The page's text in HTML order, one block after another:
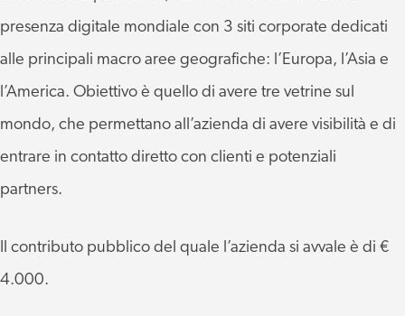
presenza digitale mondiale con 3 siti corporate dedicati
alle principali macro aree geografiche: l’Europa, l’Asia e
l’America. Obiettivo è quello di avere tre vetrine sul
mondo, che permettano all’azienda di avere visibilità e di
entrare in contatto diretto con clienti e potenziali
partners.
Il contributo pubblico del quale l’azienda si avvale è di €
4.000.